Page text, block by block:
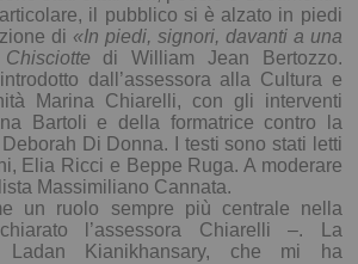
il pubblico si è alzato in piedi
di «In piedi, signori, davanti a una
Chisciotte di William Jean Bertozzo.
introdotto dall’assessora alla Cultura e
Marina Chiarelli, con gli interventi
Bartoli e della formatrice contro la
Di Donna. I testi sono stati letti
Elia Ricci e Beppe Ruga. A moderare
Massimiliano Cannata.
un ruolo sempre più centrale nella
l’assessora Chiarelli –. La
Ladan Kianikhansary, che mi ha